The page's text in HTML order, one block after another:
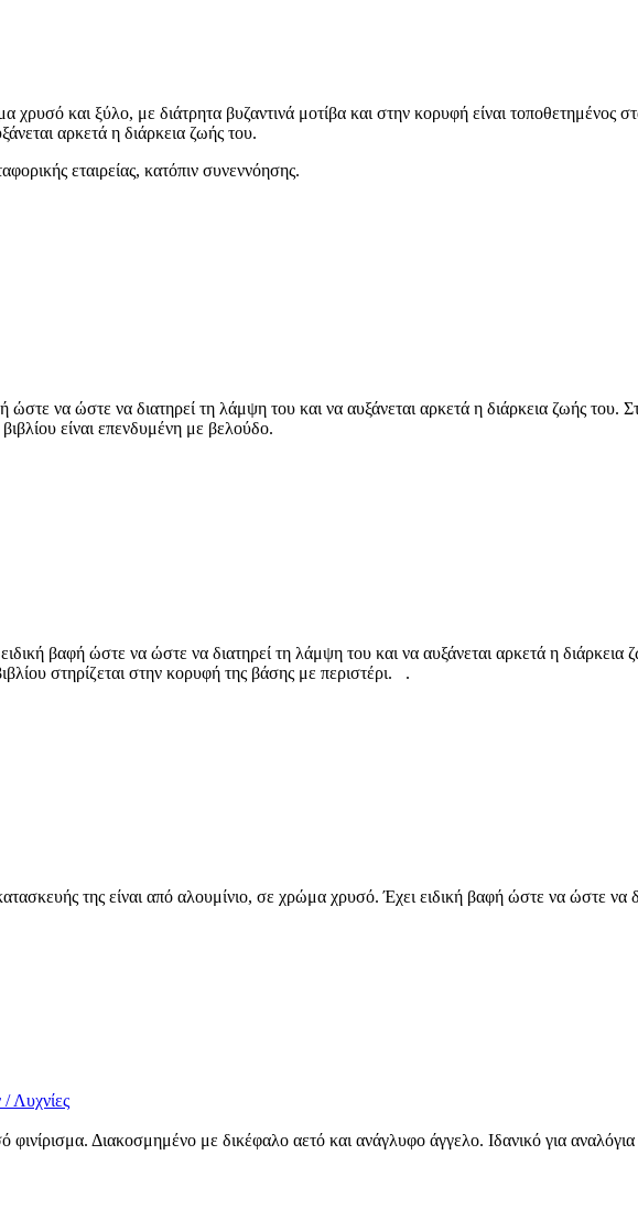
και ξύλο, με διάτρητα βυζαντινά μοτίβα και στην κορυφή είναι τοποθετημένος
αρκετά η διάρκεια ζωής του.
εταιρείας, κατόπιν συνεννόησης.
να ώστε να διατηρεί τη λάμψη του και να αυξάνεται αρκετά η διάρκεια ζωής του.
είναι επενδυμένη με βελούδο.
βαφή ώστε να ώστε να διατηρεί τη λάμψη του και να αυξάνεται αρκετά η διάρκεια
στηρίζεται στην κορυφή της βάσης με περιστέρι. .
της είναι από αλουμίνιο, σε χρώμα χρυσό. Έχει ειδική βαφή ώστε να ώστε να
Λυχνίες
Διακοσμημένο με δικέφαλο αετό και ανάγλυφο άγγελο. Ιδανικό για